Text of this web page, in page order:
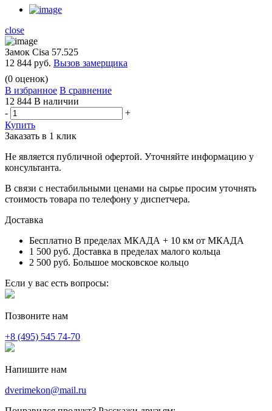
close
Замок Cisa 57.525
12 844 руб. Вызов замерщика
(0 оценок)
В избранное В сравнение
12 844 В наличии
-
+
Купить
Заказать в 1 клик
Не является публичной офертой. Уточняйте информацию у
консультанта.
В связи с нестабильными ценами на сырье просим уточнять
стоимость товара по телефону у диспетчера.
Доставка
Бесплатно В пределах МКАДА + 10 км от МКАДА
1 500 руб. Доставка в пределах малого кольца
2 500 руб. Большое московское кольцо
Если у вас есть вопросы:
Позвоните нам
+8 (495) 545 74-70
Напишите нам
dverimekon@mail.ru